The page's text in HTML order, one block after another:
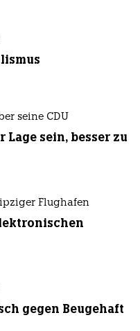
seine CDU
Lage sein, besser zu
Flughafen
gegen Beugehaft